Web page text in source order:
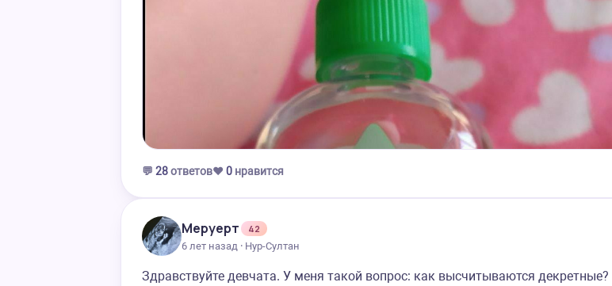
💬 28ответов❤️ 0 нравится
Меруерт
42
6 лет назад · Нур-Султан
Здравствуйте девчата. У меня такой вопрос: как высчитываются декретные?